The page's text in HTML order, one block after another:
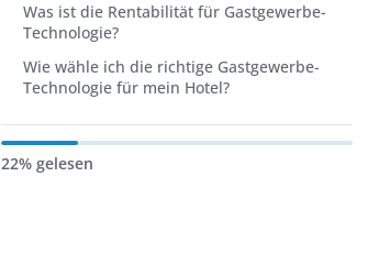
Was ist die Rentabilität für Gastgewerbe-
Technologie?
Wie wähle ich die richtige Gastgewerbe-
Technologie für mein Hotel?
22% gelesen